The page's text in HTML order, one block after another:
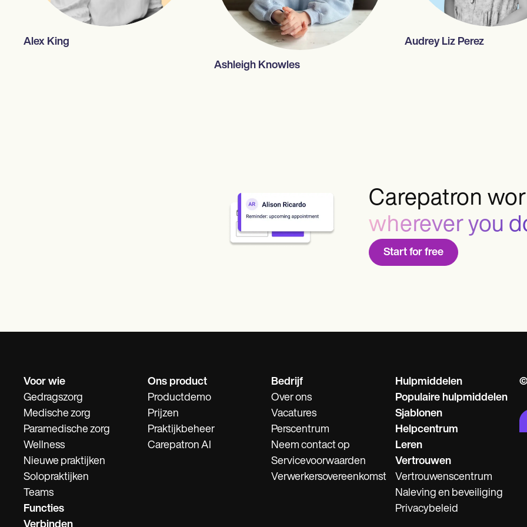
Alex King
Ashleigh Knowles
Audrey Liz Perez
Carepatron
wherever you
Start for free
Voor wie
Gedragszorg
Medische zorg
Paramedische zorg
Wellness
Nieuwe praktijken
Solopraktijken
Teams
Functies
Ons product
Productdemo
Prijzen
Praktijkbeheer
Carepatron AI
Bedrijf
Over ons
Vacatures
Perscentrum
Neem contact op
Servicevoorwaarden
Verwerkersovereenkomst
Hulpmiddelen
Populaire hulpmiddelen
Sjablonen
Helpcentrum
Leren
Vertrouwen
Vertrouwenscentrum
Naleving en beveiliging
Privacybeleid